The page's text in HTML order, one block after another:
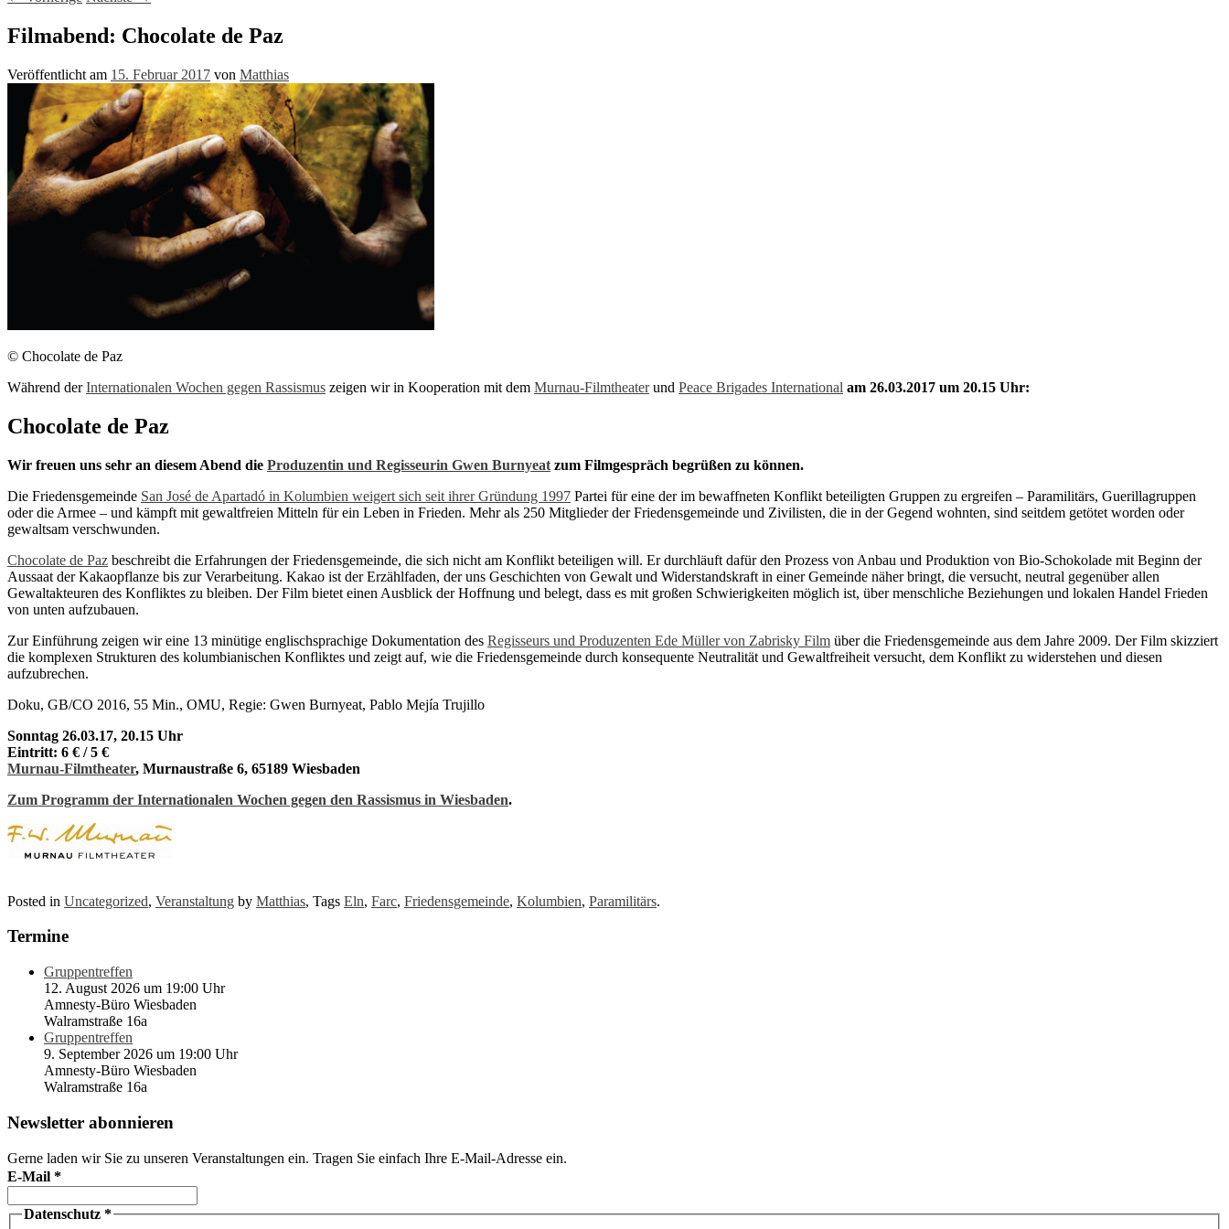
Filmabend: Chocolate de Paz
Veröffentlicht am 15. Februar 2017 von Matthias
© Chocolate de Paz
Während derInternationalen Wochen gegen Rassismus zeigen wir in Kooperation mit dem Murnau-Filmtheaterund Peace Brigades International am 26.03.2017 um 20.15 Uhr:
Chocolate de Paz
Wir freuen uns sehr an diesem Abend die Produzentin und Regisseurin Gwen Burnyeat zum Filmgespräch begrüßen zu können.
Die Friedensgemeinde San José de Apartadó in Kolumbien weigert sich seit ihrer Gründung 1997 Partei für eine der im bewaffneten Konflikt beteiligten Gruppen zu ergreifen – Paramilitärs, Guerillagruppen
oder die Armee – und kämpft mit gewaltfreien Mitteln für ein Leben in Frieden. Mehr als 250 Mitglieder der Friedensgemeinde und Zivilisten, die in der Gegend wohnten, sind seitdem getötet worden oder
gewaltsam verschwunden.
Chocolate de Paz beschreibt die Erfahrungen der Friedensgemeinde, die sich nicht am Konflikt beteiligen will. Er durchläuft dafür den Prozess von Anbau und Produktion von Bio-Schokolade mit Beginn der
Aussaat der Kakaopflanze bis zur Verarbeitung. Kakao ist der Erzählfaden, der uns Geschichten von Gewalt und Widerstandskraft in einer Gemeinde näher bringt, die versucht, neutral gegenüber allen
Gewaltakteuren des Konfliktes zu bleiben. Der Film bietet einen Ausblick der Hoffnung und belegt, dass es mit großen Schwierigkeiten möglich ist, über menschliche Beziehungen und lokalen Handel Frieden
von unten aufzubauen.
Zur Einführung zeigen wir eine 13 minütige englischsprachige Dokumentation des Regisseurs und Produzenten Ede Müller von Zabrisky Film über die Friedensgemeinde aus dem Jahre 2009. Der Film skizziert
die komplexen Strukturen des kolumbianischen Konfliktes und zeigt auf, wie die Friedensgemeinde durch konsequente Neutralität und Gewaltfreiheit versucht, dem Konflikt zu widerstehen und diesen
aufzubrechen.
Doku, GB/CO 2016, 55 Min., OMU, Regie: Gwen Burnyeat, Pablo Mejía Trujillo
Sonntag 26.03.17, 20.15 Uhr
Eintritt: 6 € / 5 €
Murnau-Filmtheater, Murnaustraße 6, 65189 Wiesbaden
Zum Programm der Internationalen Wochen gegen den Rassismus in Wiesbaden.
Posted in Uncategorized, Veranstaltung by Matthias, Tags Eln, Farc, Friedensgemeinde, Kolumbien, Paramilitärs.
Termine
Gruppentreffen
12. August 2026 um 19:00 Uhr
Amnesty-Büro Wiesbaden
Walramstraße 16a
Gruppentreffen
9. September 2026 um 19:00 Uhr
Amnesty-Büro Wiesbaden
Walramstraße 16a
Newsletter abonnieren
Gerne laden wir Sie zu unseren Veranstaltungen ein. Tragen Sie einfach Ihre E-Mail-Adresse ein.
E-Mail *
Datenschutz *